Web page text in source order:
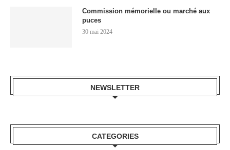
Commission mémorielle ou marché aux
puces
30 mai 2024
NEWSLETTER
CATEGORIES